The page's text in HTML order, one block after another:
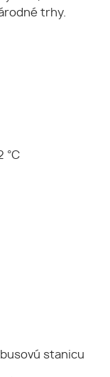
trhy.
°C
stanicu